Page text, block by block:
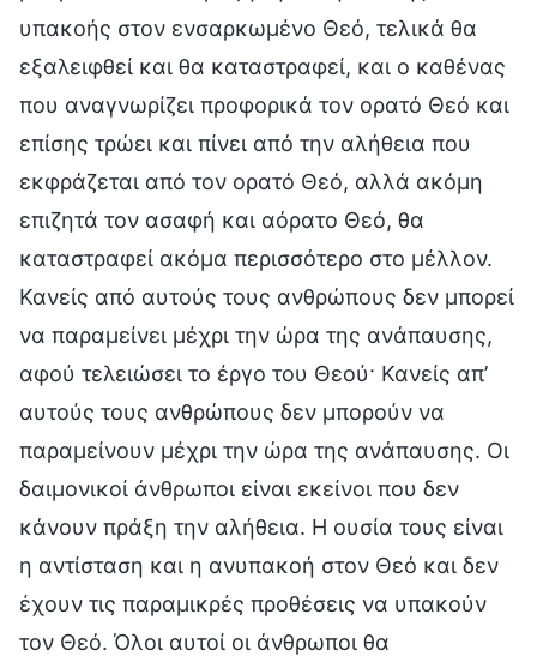
υπακοής στον ενσαρκωμένο Θεό, τελικά θα
εξαλειφθεί και θα καταστραφεί, και ο καθένας
που αναγνωρίζει προφορικά τον ορατό Θεό και
επίσης τρώει και πίνει από την αλήθεια που
εκφράζεται από τον ορατό Θεό, αλλά ακόμη
επιζητά τον ασαφή και αόρατο Θεό, θα
καταστραφεί ακόμα περισσότερο στο μέλλον.
Κανείς από αυτούς τους ανθρώπους δεν μπορεί
να παραμείνει μέχρι την ώρα της ανάπαυσης,
αφού τελειώσει το έργο του Θεού· Κανείς απ’
αυτούς τους ανθρώπους δεν μπορούν να
παραμείνουν μέχρι την ώρα της ανάπαυσης. Οι
δαιμονικοί άνθρωποι είναι εκείνοι που δεν
κάνουν πράξη την αλήθεια. Η ουσία τους είναι
η αντίσταση και η ανυπακοή στον Θεό και δεν
έχουν τις παραμικρές προθέσεις να υπακούν
τον Θεό. Όλοι αυτοί οι άνθρωποι θα